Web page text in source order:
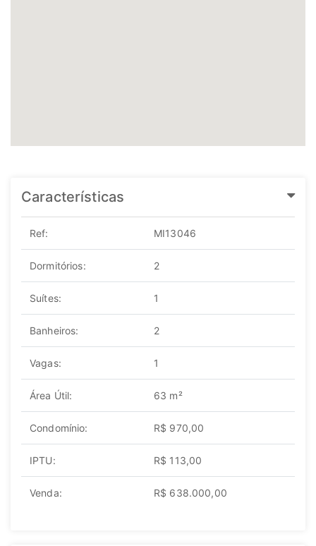
Características
Ref: MI13046
Dormitórios: 2
Suítes: 1
Banheiros: 2
Vagas: 1
Área Útil: 63 m²
Condomínio: R$ 970,00
IPTU: R$ 113,00
Venda: R$ 638.000,00